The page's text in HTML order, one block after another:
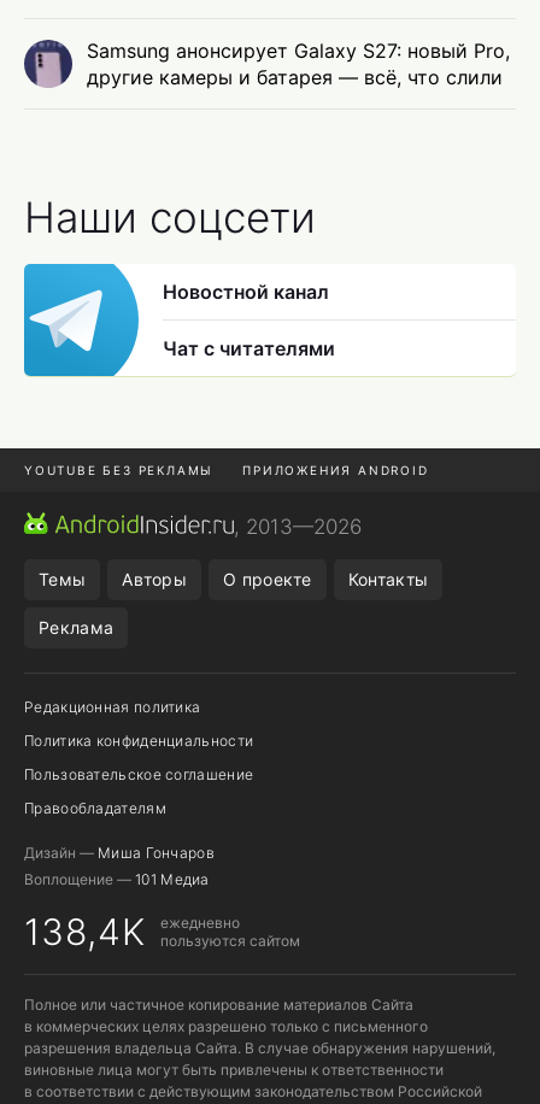
Samsung анонсирует Galaxy S27: новый Pro,
другие камеры и батарея — всё, что слили
Наши соцсети
Новостной канал
Чат с читателями
YOUTUBE БЕЗ РЕКЛАМЫ ПРИЛОЖЕНИЯ ANDROID
МЕССЕНДЖЕРЫ ONE UI 8.5
, 2013—2026
Темы Авторы О проекте Контакты
Реклама
Редакционная политика
Политика конфиденциальности
Пользовательское соглашение
Правообладателям
Дизайн — Миша Гончаров
Воплощение — 101 Медиа
138,4K
ежедневно
пользуются сайтом
Полное или частичное копирование материалов Сайта
в коммерческих целях разрешено только с письменного
разрешения владельца Сайта. В случае обнаружения нарушений,
виновные лица могут быть привлечены к ответственности
в соответствии с действующим законодательством Российской